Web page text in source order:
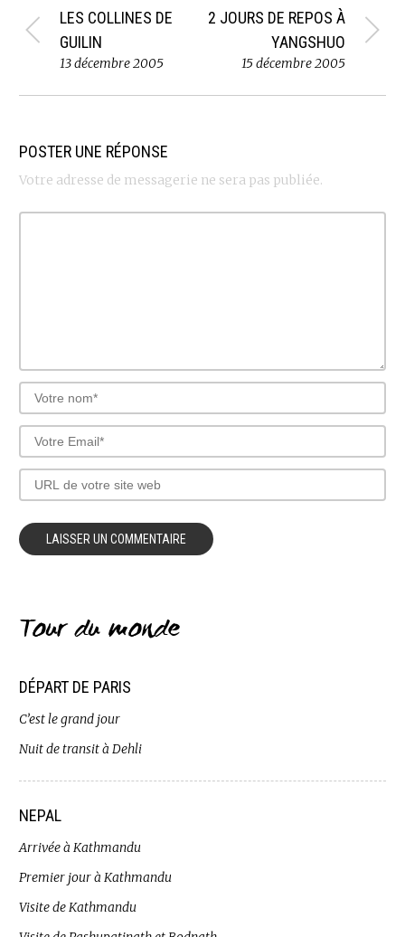
LES COLLINES DE
GUILIN
13 décembre 2005
2 JOURS DE REPOS À
YANGSHUO
15 décembre 2005
POSTER UNE RÉPONSE
Votre adresse de messagerie ne sera pas publiée.
Tour du monde
DÉPART DE PARIS
C’est le grand jour
Nuit de transit à Dehli
NEPAL
Arrivée à Kathmandu
Premier jour à Kathmandu
Visite de Kathmandu